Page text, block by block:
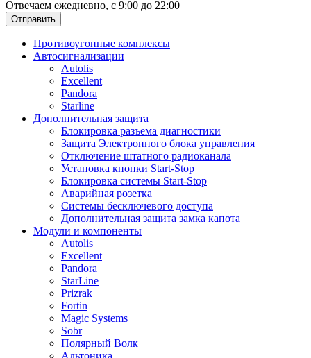
Отвечаем ежедневно, с 9:00 до 22:00
Отправить
Противоугонные комплексы
Автосигнализации
Autolis
Excellent
Pandora
Starline
Дополнительная защита
Блокировка разъема диагностики
Защита Электронного блока управления
Отключение штатного радиоканала
Установка кнопки Start-Stop
Блокировка системы Start-Stop
Аварийная розетка
Системы бесключевого доступа
Дополнительная защита замка капота
Модули и компоненты
Autolis
Excellent
Pandora
StarLine
Prizrak
Fortin
Magic Systems
Sobr
Полярный Волк
Альтоника